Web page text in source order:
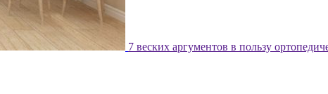
7 веских аргументов в пользу